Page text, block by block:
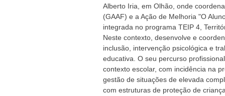
Alberto Iria, em Olhão, onde
(GAAF) e a Ação de Melhoria "O
integrada no programa TEIP 4,
Neste contexto, desenvolve e
inclusão, intervenção psicológica e
educativa. O seu percurso
contexto escolar, com incidência na
gestão de situações de elevada
com estruturas de proteção de